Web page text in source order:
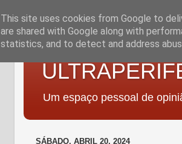
Um espaço pessoal de
SÁBADO, ABRIL 20, 2024
This site uses cookies from Google to
are shared with Google along with
statistics, and to detect and address